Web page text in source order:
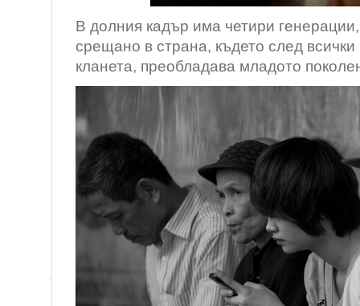
В долния кадър има четири
срещано в страна, където след
кланета, преобладава младото